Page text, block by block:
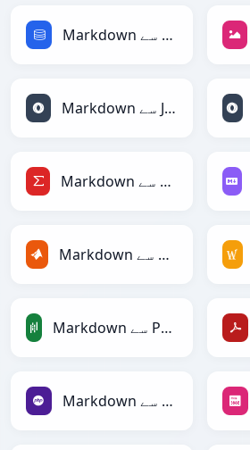
Markdown سے SQL
Markdown سے JSON
Markdown سے LaTeX
Markdown سے MATLAB
Markdown سے PandasDataFrame
Markdown سے PHP